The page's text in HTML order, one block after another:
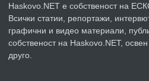
ПРЕДЛАГА
НАПЪЛНО
Haskovo.NET е собственост на
Всички статии, репортажи,
графични и видео материали,
собственост на Haskovo.NET,
друго.